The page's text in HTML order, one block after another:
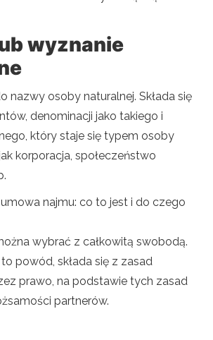
wyznanie
nazwy osoby naturalnej. Składa się
denominacji jako takiego i
który staje się typem osoby
korporacja, społeczeństwo
umowa najmu: co to jest i do czego
wybrać z całkowitą swobodą.
powód, składa się z zasad
prawo, na podstawie tych zasad
partnerów.